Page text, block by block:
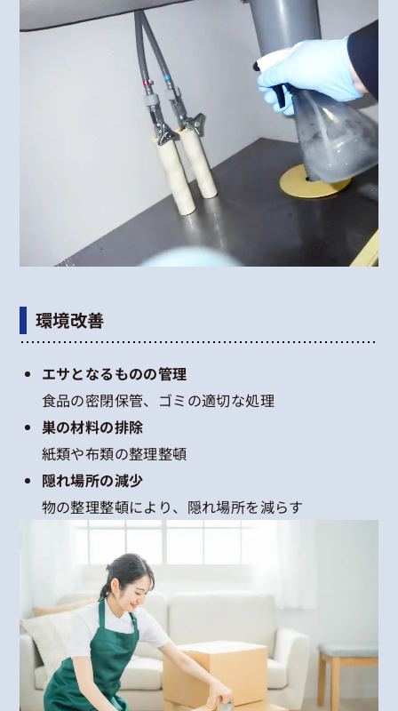
環境改善
エサとなるものの管理
食品の密閉保管、ゴミの適切な処理
巣の材料の排除
紙類や布類の整理整頓
隠れ場所の減少
物の整理整頓により、隠れ場所を減らす